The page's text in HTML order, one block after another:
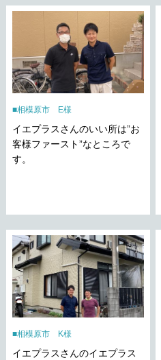
相模原市 E様
イエプラスさんのいい所は”お
客様ファースト”なところで
す。
相模原市 K様
イエプラスさんのイエプラス